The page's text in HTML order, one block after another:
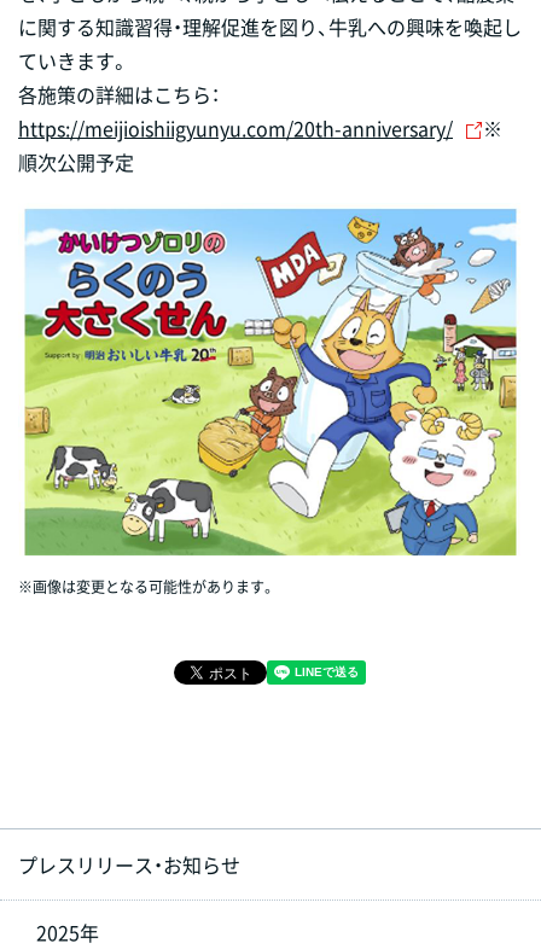
※画像は変更となる可能性があります。
に関する知識習得・理解促進を図り、牛乳への興味を喚起し
ていきます。
各施策の詳細はこちら：
https://meijioishiigyunyu.com/20th-anniversary/
※
順次公開予定
プレスリリース・お知らせ
2025年